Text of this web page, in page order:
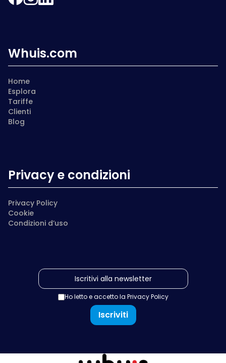
Whuis.com
Home
Esplora
Tariffe
Clienti
Blog
Privacy e condizioni
Privacy Policy
Cookie
Condizioni d’uso
Ho letto e accetto la Privacy Policy
Iscriviti